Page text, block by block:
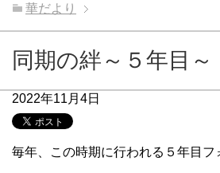
華だより
同期の絆～５年目～
2022年11月4日
毎年、この時期に行われる５年目フ